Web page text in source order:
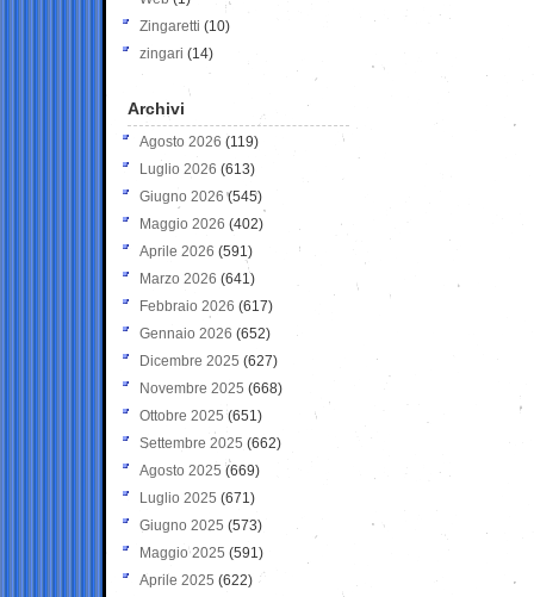
Zingaretti (10)
zingari (14)
Archivi
Agosto 2026 (119)
Luglio 2026 (613)
Giugno 2026 (545)
Maggio 2026 (402)
Aprile 2026 (591)
Marzo 2026 (641)
Febbraio 2026 (617)
Gennaio 2026 (652)
Dicembre 2025 (627)
Novembre 2025 (668)
Ottobre 2025 (651)
Settembre 2025 (662)
Agosto 2025 (669)
Luglio 2025 (671)
Giugno 2025 (573)
Maggio 2025 (591)
Aprile 2025 (622)